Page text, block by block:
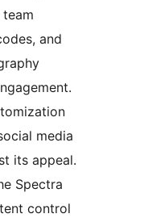
and
media
its appeal.
Spectra
control